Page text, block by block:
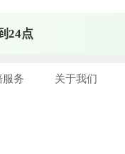
24点
服务 关于我们